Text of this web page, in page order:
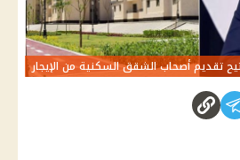
تقديم أصحاب الشقق السكنية من الإيجار